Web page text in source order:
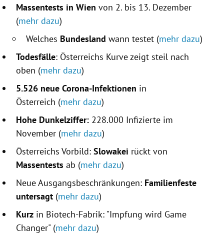
Massentests in Wien von 2. bis 13. Dezember
(mehr dazu)
Welches Bundesland wann testet (mehr dazu)
Todesfälle: Österreichs Kurve zeigt steil nach
oben (mehr dazu)
5.526 neue Corona-Infektionen in
Österreich (mehr dazu)
Hohe Dunkelziffer: 228.000 Infizierte im
November (mehr dazu)
Österreichs Vorbild: Slowakei rückt von
Massentests ab (mehr dazu)
Neue Ausgangsbeschränkungen: Familienfeste
untersagt (mehr dazu)
Kurz in Biotech-Fabrik: "Impfung wird Game
Changer" (mehr dazu)